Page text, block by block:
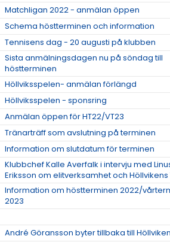
Matchligan 2022 - anmälan öppen
Schema höstterminen och information
Tennisens dag - 20 augusti på klubben
Sista anmälningsdagen nu på söndag till
höstterminen
Höllviksspelen- anmälan förlängd
Höllviksspelen - sponsring
Anmälan öppen för HT22/VT23
Tränarträff som avslutning på terminen
Information om slutdatum för terminen
Klubbchef Kalle Averfalk i intervju med
Eriksson om elitverksamhet och Höllvikens
Information om höstterminen 2022/
2023
André Göransson byter tillbaka till